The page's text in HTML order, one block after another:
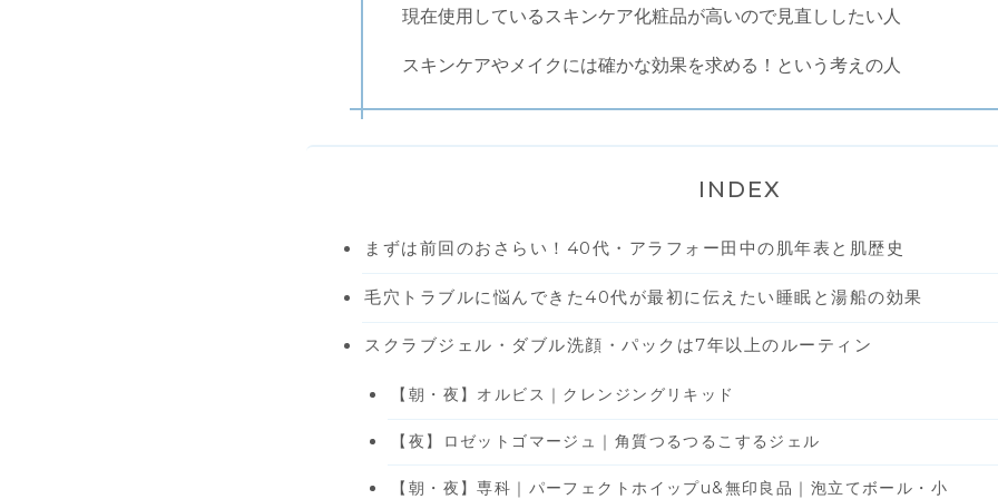
現在使用しているスキンケア化粧品が高いので見直ししたい人
スキンケアやメイクには確かな効果を求める！という考えの人
INDEX
まずは前回のおさらい！40代・アラフォー田中の肌年表と肌歴史
毛穴トラブルに悩んできた40代が最初に伝えたい睡眠と湯船の効果
スクラブジェル・ダブル洗顔・パックは7年以上のルーティン
【朝・夜】オルビス｜クレンジングリキッド
【夜】ロゼットゴマージュ｜角質つるつるこするジェル
【朝・夜】専科｜パーフェクトホイップu&無印良品｜泡立てボール・小